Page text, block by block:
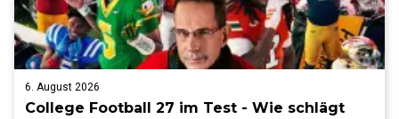
6. August 2026
College Football 27 im Test - Wie schlägt